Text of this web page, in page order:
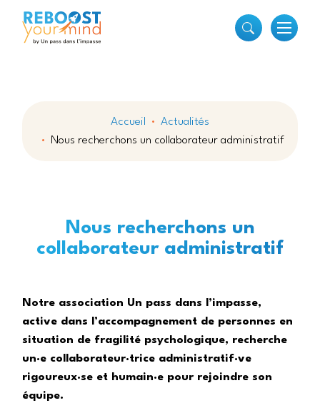
Accueil
Actualités
Nous recherchons un collaborateur administratif
Nous recherchons un
collaborateur administratif
Notre association Un pass dans l’impasse,
active dans l’accompagnement de personnes en
situation de fragilité psychologique, recherche
un·e collaborateur·trice administratif·ve
rigoureux·se et humain·e pour rejoindre son
équipe.